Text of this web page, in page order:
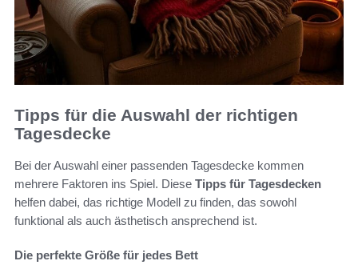
Tipps für die Auswahl der richtigen
Tagesdecke
Bei der Auswahl einer passenden Tagesdecke kommen
mehrere Faktoren ins Spiel. Diese Tipps für Tagesdecken
helfen dabei, das richtige Modell zu finden, das sowohl
funktional als auch ästhetisch ansprechend ist.
Die perfekte Größe für jedes Bett